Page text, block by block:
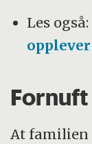
Les også:
At familien